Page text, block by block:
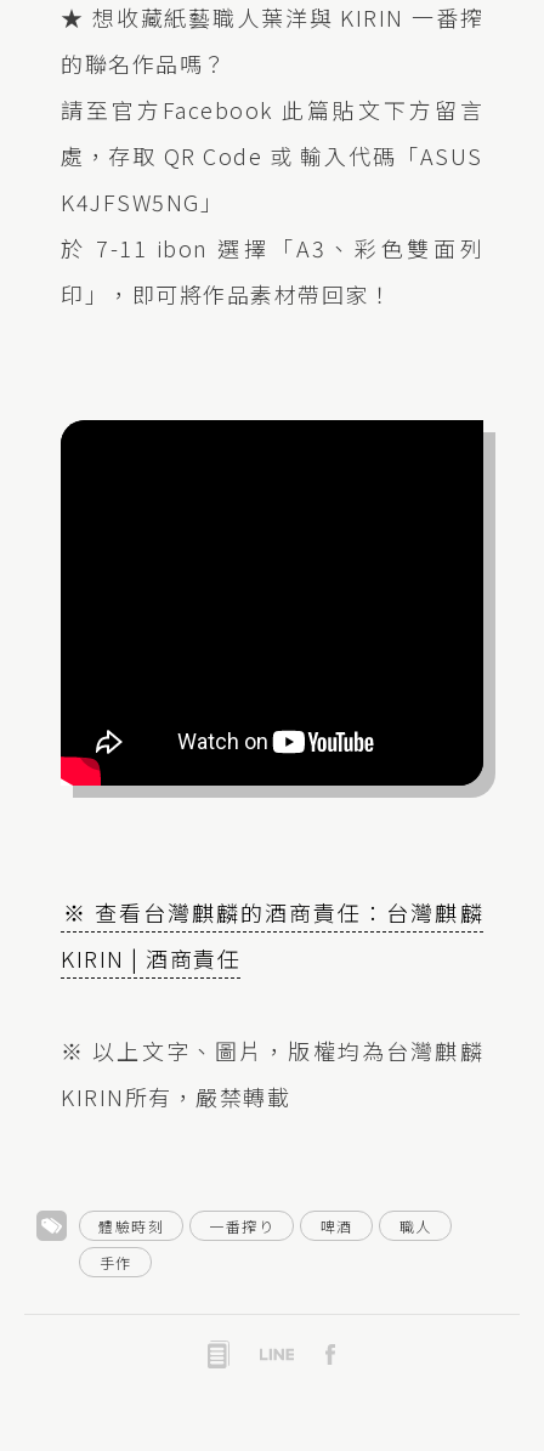
★ 想收藏紙藝職人葉洋與 KIRIN 一番搾
的聯名作品嗎？
請至官方Facebook 此篇貼文下方留言
處，存取 QR Code 或 輸入代碼「ASUS
K4JFSW5NG」
於 7-11 ibon 選擇「A3、彩色雙面列
印」，即可將作品素材帶回家！
※ 查看台灣麒麟的酒商責任：台灣麒麟
KIRIN | 酒商責任
※ 以上文字、圖片，版權均為台灣麒麟
KIRIN所有，嚴禁轉載
體驗時刻 一番搾り 啤酒
職人
手作